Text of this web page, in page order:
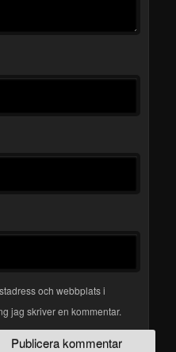
och webbplats i
jag skriver en kommentar.